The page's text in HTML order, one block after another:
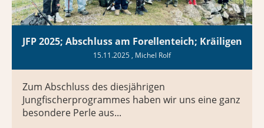
JFP 2025; Abschluss am Forellenteich; Kräiligen
15.11.2025 , Michel Rolf
Zum Abschluss des diesjährigen
Jungfischerprogrammes haben wir uns eine ganz
besondere Perle aus...